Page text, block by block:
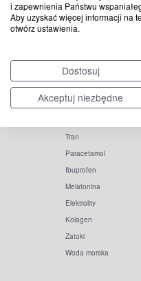
i zapewnienia Państwu
Aby uzyskać więcej informacji na
otwórz ustawienia.
Dostosuj
Akceptuj niezbędne
Popularne
Witamina D
Witamina C
Tran
Paracetamol
Ibuprofen
Melatonina
Elektrolity
Kolagen
Zatoki
Woda morska